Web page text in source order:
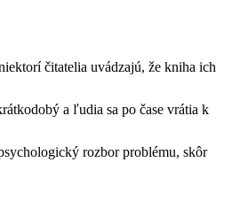
čitatelia uvádzajú, že kniha ich
a ľudia sa po čase vrátia k
rozbor problému, skôr